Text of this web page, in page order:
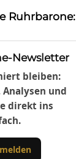
Ruhrbarone:
Newsletter
bleiben:
und
direkt ins